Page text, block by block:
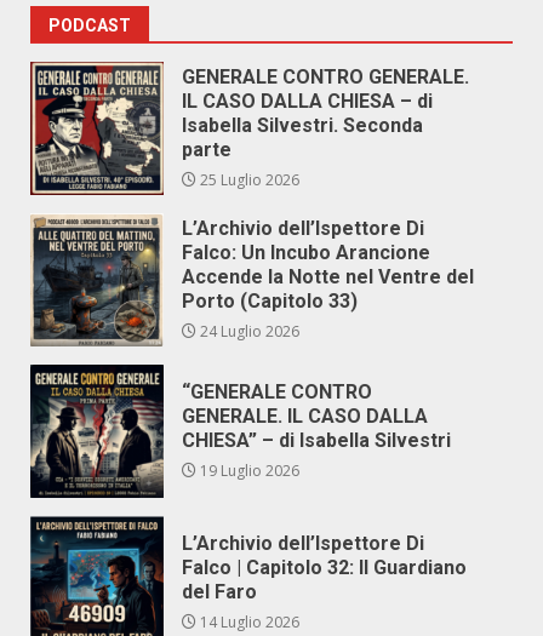
PODCAST
GENERALE CONTRO GENERALE.
IL CASO DALLA CHIESA – di
Isabella Silvestri. Seconda
parte
25 Luglio 2026
L’Archivio dell’Ispettore Di
Falco: Un Incubo Arancione
Accende la Notte nel Ventre del
Porto (Capitolo 33)
24 Luglio 2026
“GENERALE CONTRO
GENERALE. IL CASO DALLA
CHIESA” – di Isabella Silvestri
19 Luglio 2026
L’Archivio dell’Ispettore Di
Falco | Capitolo 32: Il Guardiano
del Faro
14 Luglio 2026